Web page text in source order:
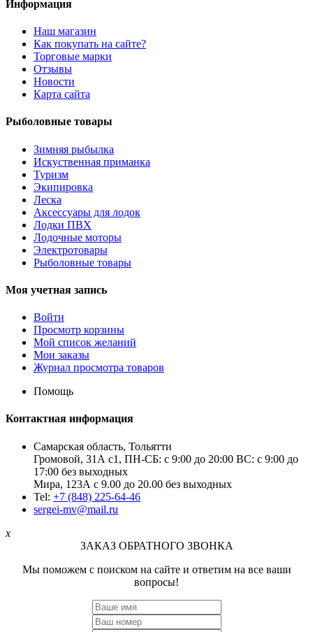
Информация
Наш магазин
Как покупать на сайте?
Торговые марки
Отзывы
Новости
Карта сайта
Рыболовные товары
Зимняя рыбылка
Искуственная приманка
Туризм
Экипировка
Леска
Аксессуары для лодок
Лодки ПВХ
Лодочные моторы
Электротовары
Рыболовные товары
Моя учетная запись
Войти
Просмотр корзины
Мой список желаний
Мои заказы
Журнал просмотра товаров
Помощь
Контактная информация
Самарская область, Тольятти
Громовой, 31А с1, ПН-СБ: с 9:00 до 20:00 ВС: с 9:00 до
17:00 без выходных
Мира, 123А с 9.00 до 20.00 без выходных
Tel: +7 (848) 225-64-46
sergei-mv@mail.ru
x
ЗАКАЗ ОБРАТНОГО ЗВОНКА
Мы поможем с поиском на сайте и ответим на все ваши
вопросы!